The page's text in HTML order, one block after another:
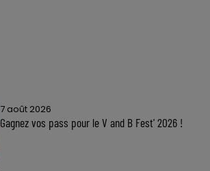
7 août 2026
Gagnez vos pass pour le V and B Fest' 2026 !